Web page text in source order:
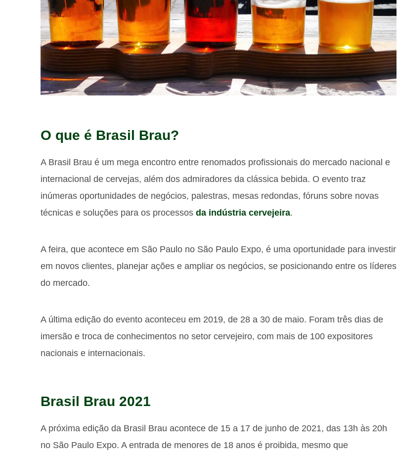
O que é Brasil Brau?
A Brasil Brau é um mega encontro entre renomados profissionais do mercado nacional e
internacional de cervejas, além dos admiradores da clássica bebida. O evento traz
inúmeras oportunidades de negócios, palestras, mesas redondas, fóruns sobre novas
técnicas e soluções para os processos da indústria cervejeira.
A feira, que acontece em São Paulo no São Paulo Expo, é uma oportunidade para investir
em novos clientes, planejar ações e ampliar os negócios, se posicionando entre os líderes
do mercado.
A última edição do evento aconteceu em 2019, de 28 a 30 de maio. Foram três dias de
imersão e troca de conhecimentos no setor cervejeiro, com mais de 100 expositores
nacionais e internacionais.
Brasil Brau 2021
A próxima edição da Brasil Brau acontece de 15 a 17 de junho de 2021, das 13h às 20h
no São Paulo Expo. A entrada de menores de 18 anos é proibida, mesmo que